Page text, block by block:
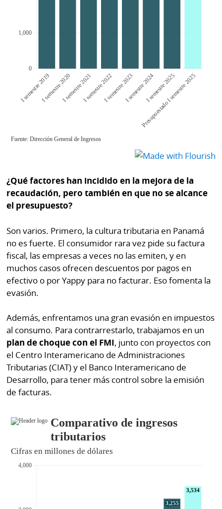
¿Qué factores han incidido en la mejora de la
recaudación, pero también en que no se alcance
el presupuesto?
Son varios. Primero, la cultura tributaria en Panamá
no es fuerte. El consumidor rara vez pide su factura
fiscal, las empresas a veces no las emiten, y en
muchos casos ofrecen descuentos por pagos en
efectivo o por Yappy para no facturar. Eso fomenta la
evasión.
Además, enfrentamos una gran evasión en impuestos
al consumo. Para contrarrestarlo, trabajamos en un
plan de choque con el FMI, junto con proyectos con
el Centro Interamericano de Administraciones
Tributarias (CIAT) y el Banco Interamericano de
Desarrollo, para tener más control sobre la emisión
de facturas.